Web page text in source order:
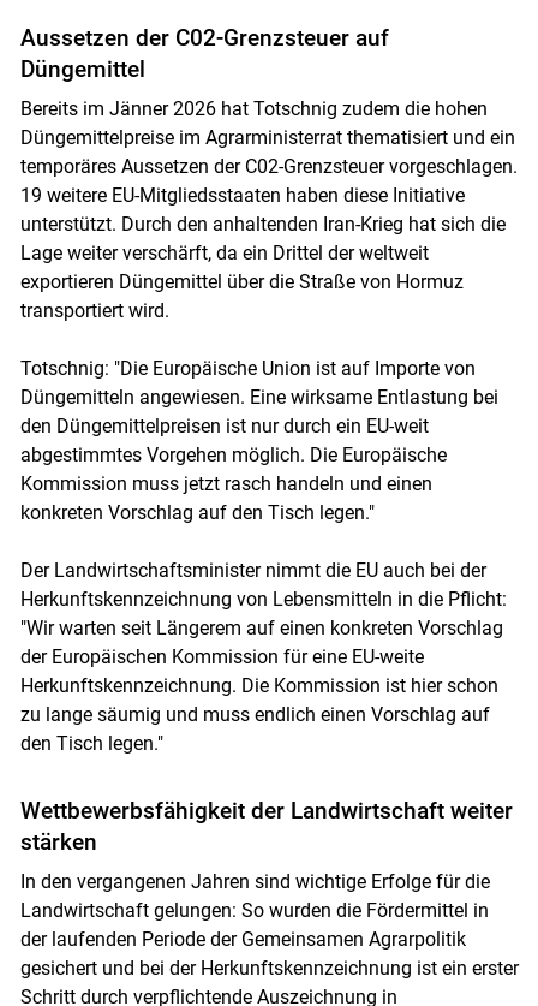
Aussetzen der C02-Grenzsteuer auf
Düngemittel
Bereits im Jänner 2026 hat Totschnig zudem die hohen
Düngemittelpreise im Agrarministerrat thematisiert und ein
temporäres Aussetzen der C02-Grenzsteuer vorgeschlagen.
19 weitere EU-Mitgliedsstaaten haben diese Initiative
unterstützt. Durch den anhaltenden Iran-Krieg hat sich die
Lage weiter verschärft, da ein Drittel der weltweit
exportieren Düngemittel über die Straße von Hormuz
transportiert wird.
Totschnig: "Die Europäische Union ist auf Importe von
Düngemitteln angewiesen. Eine wirksame Entlastung bei
den Düngemittelpreisen ist nur durch ein EU-weit
abgestimmtes Vorgehen möglich. Die Europäische
Kommission muss jetzt rasch handeln und einen
konkreten Vorschlag auf den Tisch legen."
Der Landwirtschaftsminister nimmt die EU auch bei der
Herkunftskennzeichnung von Lebensmitteln in die Pflicht:
"Wir warten seit Längerem auf einen konkreten Vorschlag
der Europäischen Kommission für eine EU-weite
Herkunftskennzeichnung. Die Kommission ist hier schon
zu lange säumig und muss endlich einen Vorschlag auf
den Tisch legen."
Wettbewerbsfähigkeit der Landwirtschaft weiter
stärken
In den vergangenen Jahren sind wichtige Erfolge für die
Landwirtschaft gelungen: So wurden die Fördermittel in
der laufenden Periode der Gemeinsamen Agrarpolitik
gesichert und bei der Herkunftskennzeichnung ist ein erster
Schritt durch verpflichtende Auszeichnung in